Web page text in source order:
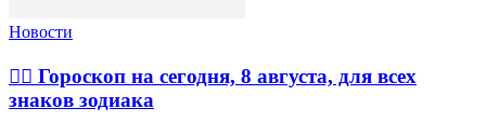
Новости
🧙‍♀ Гороскоп на сегодня, 8 августа, для всех
знаков зодиака